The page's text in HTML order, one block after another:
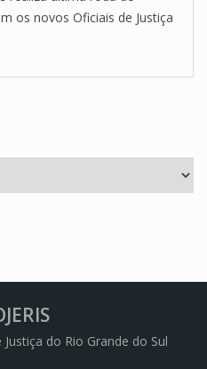
os novos Oficiais de Justiça
do Rio Grande do Sul